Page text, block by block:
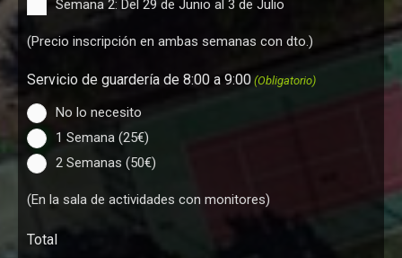
Semana 2: Del 29 de Junio al 3 de Julio
(Precio inscripción en ambas semanas con dto.)
Servicio de guardería de 8:00 a 9:00 (Obligatorio)
No lo necesito
1 Semana (25€)
2 Semanas (50€)
(En la sala de actividades con monitores)
Total